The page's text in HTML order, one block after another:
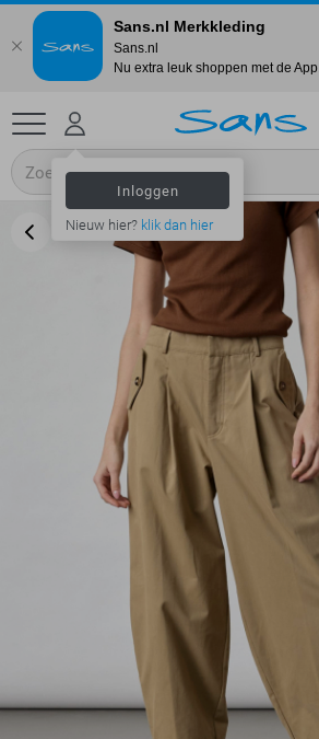
Inloggen
Nieuw hier? klik dan hier
Sans.nl Merkkleding
Sans.nl
Nu extra leuk shoppen met de App.